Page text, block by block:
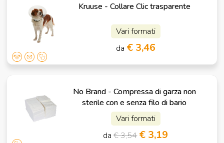
Kruuse - Collare Clic trasparente
Vari formati
da € 3,46
No Brand - Compressa di garza non
sterile con e senza filo di bario
Vari formati
da€ 3,54 € 3,19